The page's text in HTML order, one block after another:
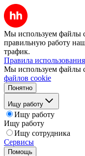
Мы используем файлы
правильную работу
трафик.
Правила
Мы используем файлы
файлов cookie
Понятно
Ищу работу
Ищу работу
Ищу работу
Ищу сотрудника
Сервисы
Помощь